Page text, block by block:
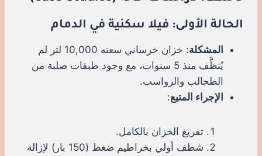
الحالة الأولى: فيلا سكنية في الدمام
المشكلة
: خزان خرساني سعته 10,000 لتر لم
يُنظَّف منذ 5 سنوات، مع وجود طبقات صلبة من
الطحالب والرواسب.
الإجراء المتبع:
تفريغ الخزان بالكامل.
شطف أولي بخراطيم ضغط (150 بار) لإزالة